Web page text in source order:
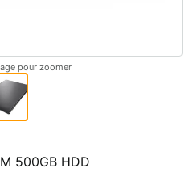
pour zoomer
500GB HDD